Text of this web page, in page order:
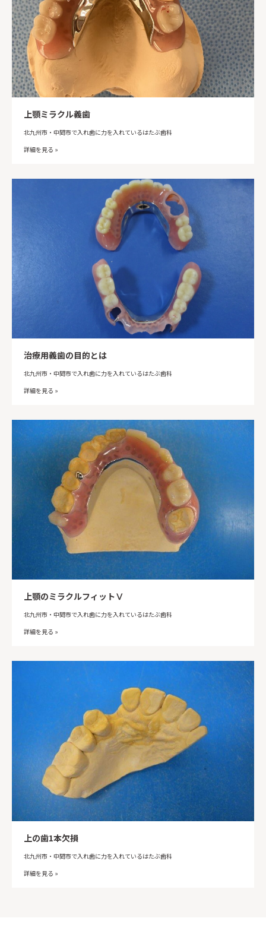
上顎ミラクル義歯
北九州市・中間市で入れ歯に力を入れているはたぶ歯科
詳細を見る »
治療用義歯の目的とは
北九州市・中間市で入れ歯に力を入れているはたぶ歯科
詳細を見る »
上顎のミラクルフィットⅤ
北九州市・中間市で入れ歯に力を入れているはたぶ歯科
詳細を見る »
上の歯1本欠損
北九州市・中間市で入れ歯に力を入れているはたぶ歯科
詳細を見る »